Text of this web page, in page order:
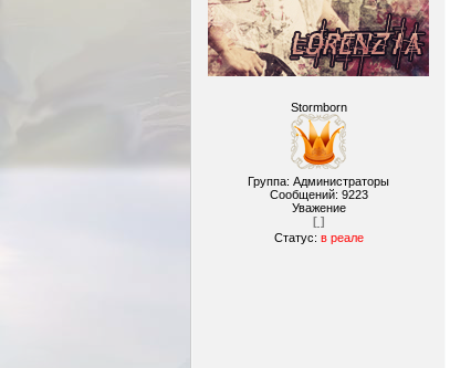
Stormborn
Группа: Администраторы
Сообщений: 9223
Уважение
[ ]
Статус: в реале